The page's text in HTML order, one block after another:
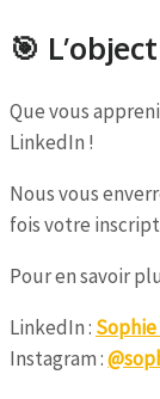
🎯
Que vous
LinkedIn !
Nous vous
fois votre
Pour en savoir
LinkedIn :
Instagram :